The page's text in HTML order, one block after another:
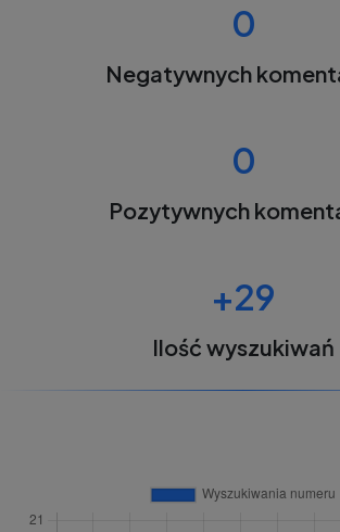
0
Negatywnych
0
Pozytywnych
+29
Ilość wyszukiwań